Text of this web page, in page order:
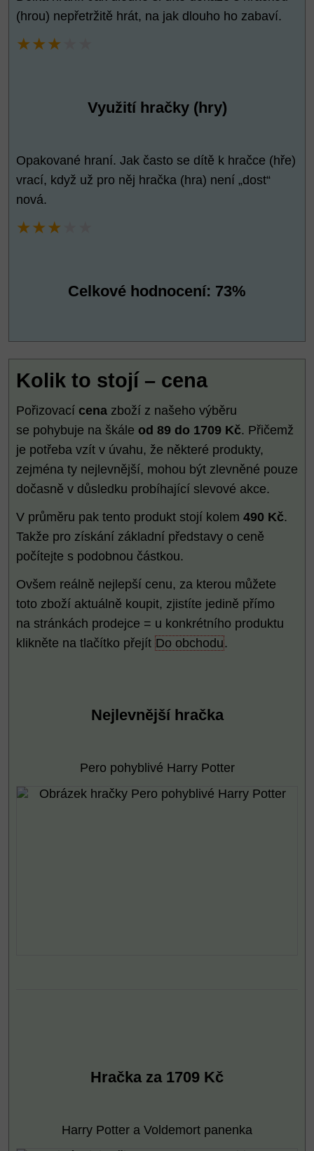
(hrou) nepřetržitě hrát, na jak dlouho ho zabaví.
★★★
Využití hračky (hry)
Opakované hraní. Jak často se dítě k hračce (hře)
vrací, když už pro něj hračka (hra) není „dost“
nová.
★★★
Celkové hodnocení: 73%
Kolik to stojí – cena
Pořizovací cena zboží z našeho výběru
se pohybuje na škále od 89 do 1709 Kč. Přičemž
je potřeba vzít v úvahu, že některé produkty,
zejména ty nejlevnější, mohou být zlevněné pouze
dočasně v důsledku probíhající slevové akce.
V průměru pak tento produkt stojí kolem 490 Kč.
Takže pro získání základní představy o ceně
počítejte s podobnou částkou.
Ovšem reálně nejlepší cenu, za kterou můžete
toto zboží aktuálně koupit, zjistíte jedině přímo
na stránkách prodejce = u konkrétního produktu
klikněte na tlačítko přejít Do obchodu.
Nejlevnější hračka
Pero pohyblivé Harry Potter
Hračka za 1709 Kč
Harry Potter a Voldemort panenka